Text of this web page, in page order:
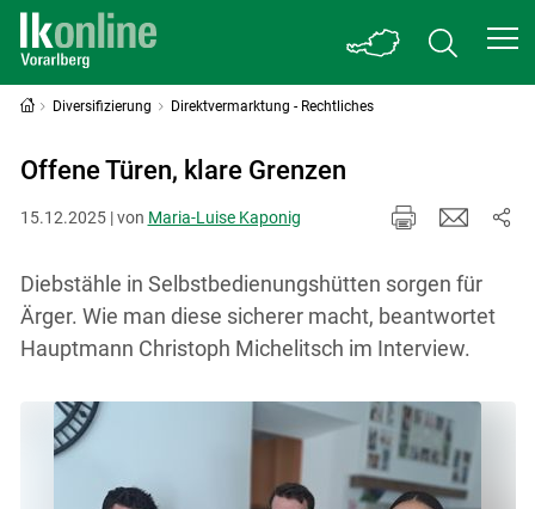
Diversifizierung Direktvermarktung - Rechtliches
Offene Türen, klare Grenzen
15.12.2025 | von Maria-Luise Kaponig
Diebstähle in Selbstbedienungshütten sorgen für
Ärger. Wie man diese sicherer macht, beantwortet
Hauptmann Christoph Michelitsch im Interview.